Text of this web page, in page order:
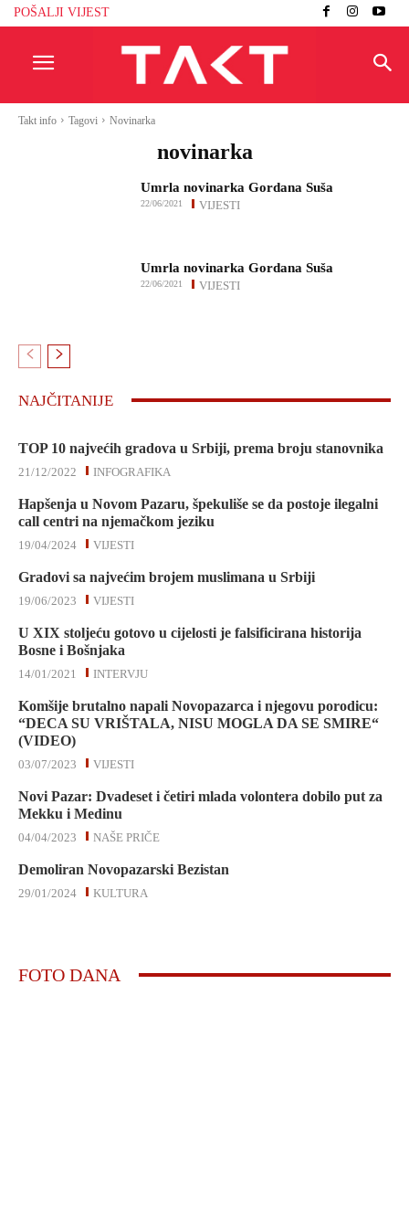
POŠALJI VIJEST
Takt info Tagovi Novinarka
novinarka
Umrla novinarka Gordana Suša
VIJESTI
22/06/2021
Umrla novinarka Gordana Suša
VIJESTI
22/06/2021
NAJČITANIJE
TOP 10 najvećih gradova u Srbiji, prema broju stanovnika
INFOGRAFIKA
21/12/2022
Hapšenja u Novom Pazaru, špekuliše se da postoje ilegalni
call centri na njemačkom jeziku
VIJESTI
19/04/2024
Gradovi sa najvećim brojem muslimana u Srbiji
VIJESTI
19/06/2023
U XIX stoljeću gotovo u cijelosti je falsificirana historija
Bosne i Bošnjaka
INTERVJU
14/01/2021
Komšije brutalno napali Novopazarca i njegovu porodicu:
“DECA SU VRIŠTALA, NISU MOGLA DA SE SMIRE“
(VIDEO)
VIJESTI
03/07/2023
Novi Pazar: Dvadeset i četiri mlada volontera dobilo put za
Mekku i Medinu
NAŠE PRIČE
04/04/2023
Demoliran Novopazarski Bezistan
KULTURA
29/01/2024
FOTO DANA